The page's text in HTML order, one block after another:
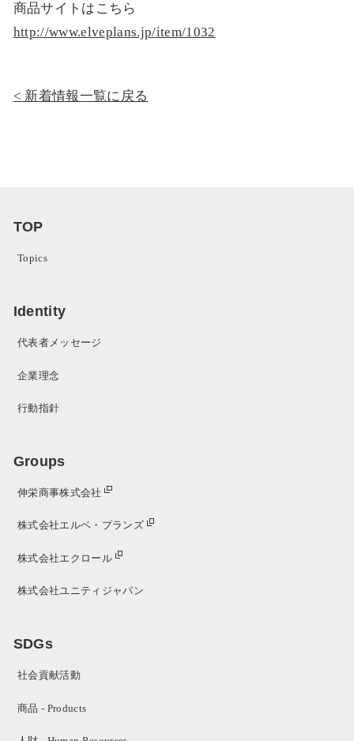
商品サイトはこちら
http://www.elveplans.jp/item/1032
新着情報一覧に戻る
TOP
Topics
Identity
代表者メッセージ
企業理念
行動指針
Groups
伸栄商事株式会社
株式会社エルベ・プランズ
株式会社エクロール
株式会社ユニティジャパン
SDGs
社会貢献活動
商品 - Products